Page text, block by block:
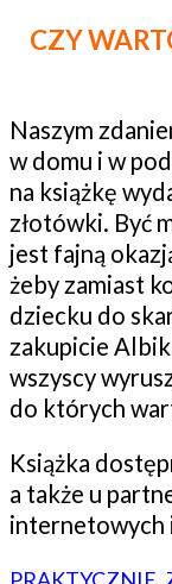
CZY
Naszym
w domu i w
na książkę
złotówki. Być
jest fajną
żeby zamiast
dziecku do
zakupicie
wszyscy
do których
Książka
a także u
internetowych